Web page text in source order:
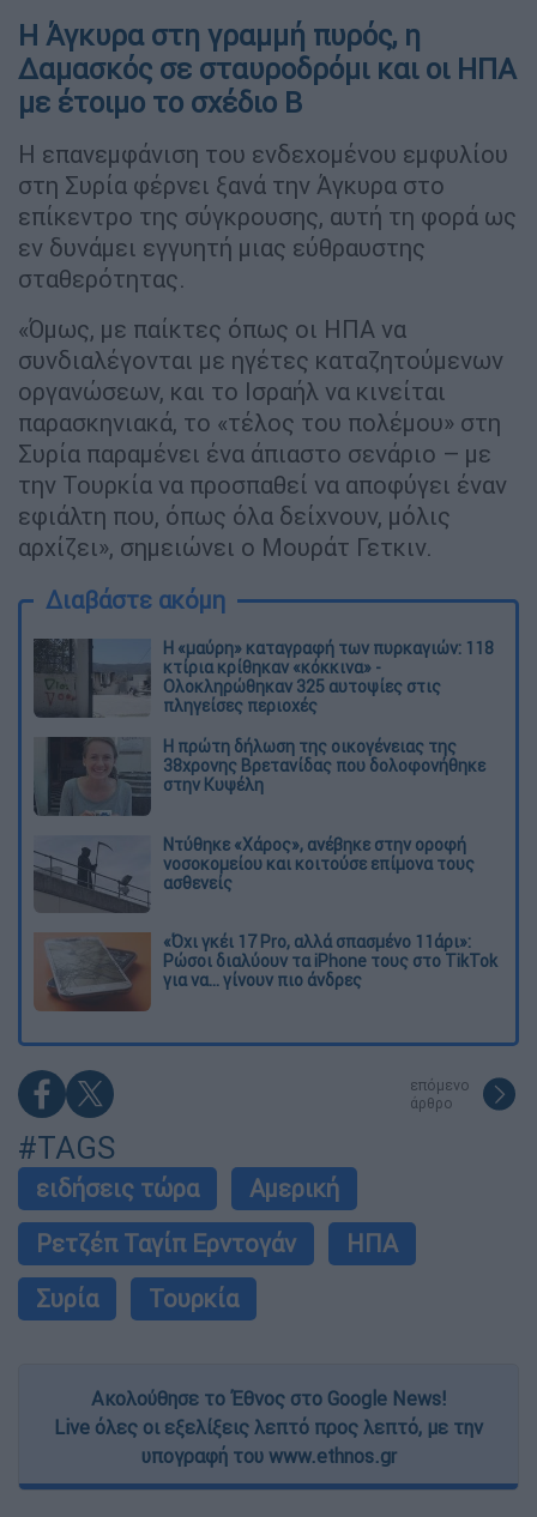
Η Άγκυρα στη γραμμή πυρός, η
Δαμασκός σε σταυροδρόμι και οι ΗΠΑ
με έτοιμο το σχέδιο Β
Η επανεμφάνιση του ενδεχομένου εμφυλίου
στη Συρία φέρνει ξανά την Άγκυρα στο
επίκεντρο της σύγκρουσης, αυτή τη φορά ως
εν δυνάμει εγγυητή μιας εύθραυστης
σταθερότητας.
«Όμως, με παίκτες όπως οι ΗΠΑ να
συνδιαλέγονται με ηγέτες καταζητούμενων
οργανώσεων, και το Ισραήλ να κινείται
παρασκηνιακά, το «τέλος του πολέμου» στη
Συρία παραμένει ένα άπιαστο σενάριο – με
την Τουρκία να προσπαθεί να αποφύγει έναν
εφιάλτη που, όπως όλα δείχνουν, μόλις
αρχίζει», σημειώνει ο Μουράτ Γετκιν.
Διαβάστε ακόμη
Η «μαύρη» καταγραφή των πυρκαγιών: 118
κτίρια κρίθηκαν «κόκκινα» -
Ολοκληρώθηκαν 325 αυτοψίες στις
πληγείσες περιοχές
Η πρώτη δήλωση της οικογένειας της
38χρονης Βρετανίδας που δολοφονήθηκε
στην Κυψέλη
Ντύθηκε «Χάρος», ανέβηκε στην οροφή
νοσοκομείου και κοιτούσε επίμονα τους
ασθενείς
«Όχι γκέι 17 Pro, αλλά σπασμένο 11άρι»:
Ρώσοι διαλύουν τα iPhone τους στο TikTok
για να... γίνουν πιο άνδρες
επόμενο
άρθρο
#TAGS
ειδήσεις τώρα
Αμερική
Ρετζέπ Ταγίπ Ερντογάν
ΗΠΑ
Συρία
Τουρκία
Ακολούθησε το Έθνος στο Google News!
Live όλες οι εξελίξεις λεπτό προς λεπτό, με την
υπογραφή του www.ethnos.gr